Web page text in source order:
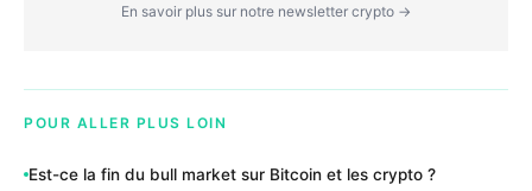
En savoir plus sur notre newsletter crypto →
POUR ALLER PLUS LOIN
Est-ce la fin du bull market sur Bitcoin et les crypto ?